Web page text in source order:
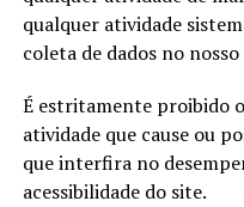
qualquer atividade
coleta de dados no
É estritamente proibido
atividade que cause ou
que interfira no
acessibilidade do site.